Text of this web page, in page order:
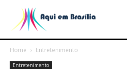
Home Entretenimento
Entretenimento